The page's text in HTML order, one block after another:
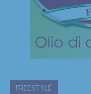
FREESTYLE